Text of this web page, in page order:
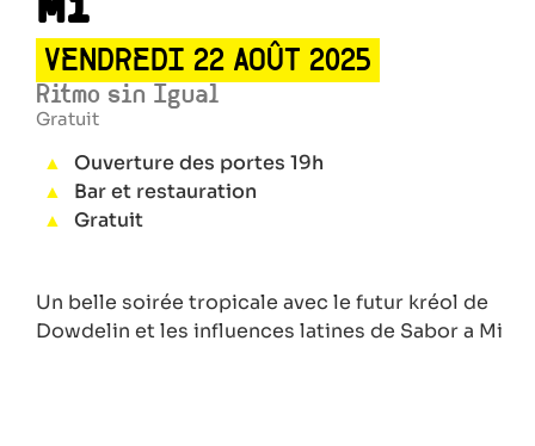
Mi
VENDREDI 22 AOÛT 2025
Ritmo sin Igual
Gratuit
Ouverture des portes 19h
Bar et restauration
Gratuit
Un belle soirée tropicale avec le futur kréol de
Dowdelin et les influences latines de Sabor a Mi